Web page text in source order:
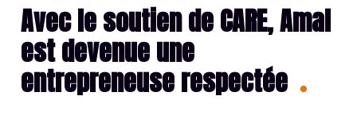
Avec le soutien de CARE, Amal
est devenue une
entrepreneuse respectée